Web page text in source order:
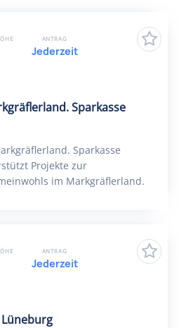
Sparkasse
Sparkasse
Projekte zur
im Markgräflerland.
ANTRAG
Jederzeit
ANTRAG
Jederzeit